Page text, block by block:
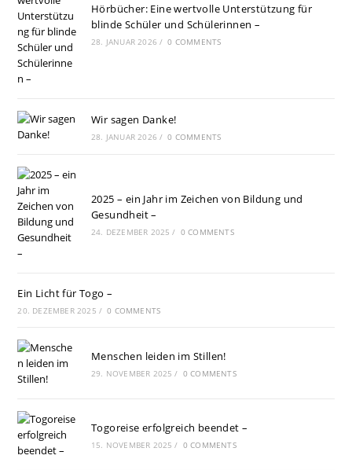
Hörbücher: Eine wertvolle Unterstützung für
blinde Schüler und Schülerinnen –
28. JANUAR 2026 / 0 COMMENTS
Wir sagen Danke!
28. JANUAR 2026 / 0 COMMENTS
2025 – ein Jahr im Zeichen von Bildung und
Gesundheit –
24. DEZEMBER 2025 / 0 COMMENTS
Ein Licht für Togo –
20. DEZEMBER 2025 / 0 COMMENTS
Menschen leiden im Stillen!
29. NOVEMBER 2025 / 0 COMMENTS
Togoreise erfolgreich beendet –
15. NOVEMBER 2025 / 0 COMMENTS